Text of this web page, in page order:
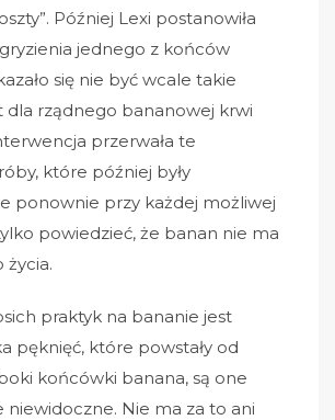
Później Lexi postanowiła
jednego z końców
się nie być wcale takie
dla rządnego bananowej krwi
przerwała te
które później były
ponownie przy każdej możliwej
powiedzieć, że banan nie ma
życia.
praktyk na bananie jest
pęknięć, które powstały od
końcówki banana, są one
niewidoczne. Nie ma za to ani